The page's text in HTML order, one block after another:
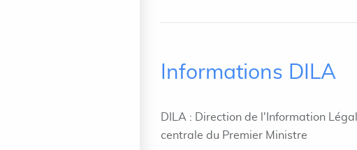
Informations DILA
DILA : Direction de l'Information
centrale du Premier Ministre